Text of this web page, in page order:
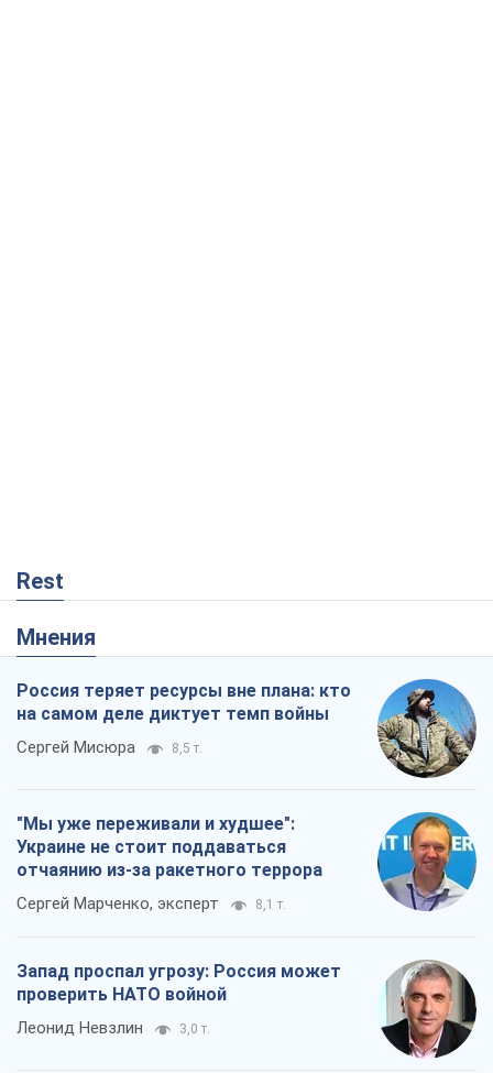
Rest
Мнения
Россия теряет ресурсы вне плана: кто
на самом деле диктует темп войны
Сергей Мисюра 8,5 т.
"Мы уже переживали и худшее":
Украине не стоит поддаваться
отчаянию из-за ракетного террора
Сергей Марченко, эксперт 8,1 т.
Запад проспал угрозу: Россия может
проверить НАТО войной
Леонид Невзлин 3,0 т.